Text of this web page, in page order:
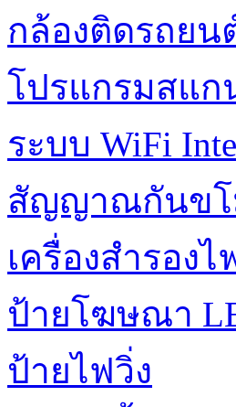
กล้องติดรถยน
โปรแกรมสแ
ระบบ WiFi
สัญญาณกันขโ
เครื่องสำรองไ
ป้ายโฆษณา
ป้ายไฟวิ่ง